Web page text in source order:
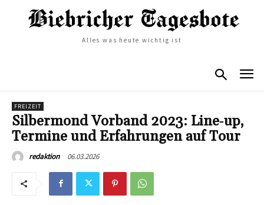
Alles was heute wichtig ist
FREIZEIT
Silbermond Vorband 2023: Line‑up,
Termine und Erfahrungen auf Tour
redaktion 06.03.2026